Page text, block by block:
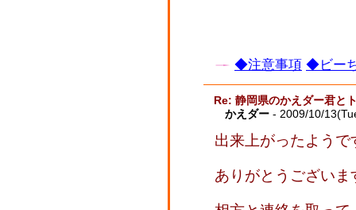
◆注意事項 ◆ビー
Re: 静岡県のかえダー君と
かえダー - 2009/10/
出来上がったようで
ありがとうござい